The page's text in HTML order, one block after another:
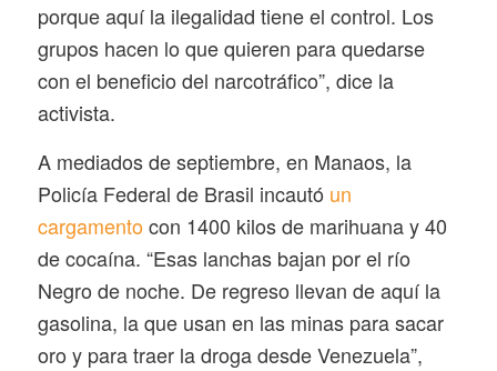
porque aquí la ilegalidad tiene el control. Los
grupos hacen lo que quieren para quedarse
con el beneficio del narcotráfico”, dice la
activista.
A mediados de septiembre, en Manaos, la
Policía Federal de Brasil incautó un
cargamentocon 1400 kilos de marihuana y 40
de cocaína. “Esas lanchas bajan por el río
Negro de noche. De regreso llevan de aquí la
gasolina, la que usan en las minas para sacar
oro y para traer la droga desde Venezuela”,